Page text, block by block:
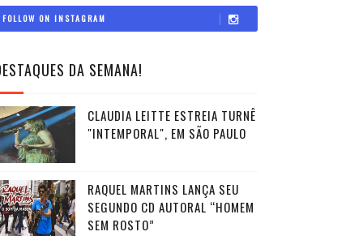
FOLLOW ON INSTAGRAM
DA SEMANA!
CLAUDIA LEITTE ESTREIA TURNÊ
"INTEMPORAL", EM SÃO PAULO
RAQUEL MARTINS LANÇA SEU
SEGUNDO CD AUTORAL “HOMEM
SEM ROSTO”